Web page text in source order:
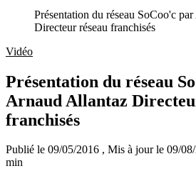
Présentation du réseau SoCoo'c
Directeur réseau franchisés
Vidéo
Présentation du réseau
Arnaud Allantaz
franchisés
Publié le 09/05/2016 , Mis à jour le 09/
min